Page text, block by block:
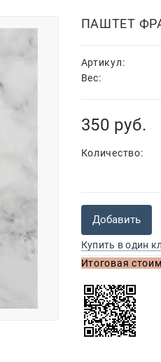
ПАШТЕТ
Артикул:
Вес:
350 руб.
Количество:
Добавить
Купить в один
Итоговая